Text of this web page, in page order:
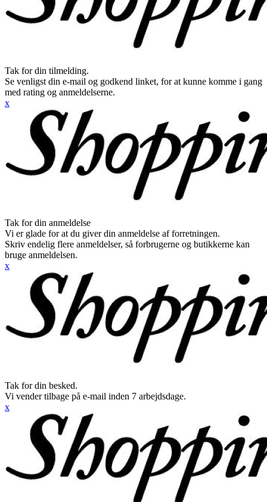
Tak for din tilmelding.
Se venligst din e-mail og godkend linket, for at kunne komme i gang
med rating og anmeldelserne.
x
Tak for din anmeldelse
Vi er glade for at du giver din anmeldelse af forretningen.
Skriv endelig flere anmeldelser, så forbrugerne og butikkerne kan
bruge anmeldelsen.
x
Tak for din besked.
Vi vender tilbage på e-mail inden 7 arbejdsdage.
x